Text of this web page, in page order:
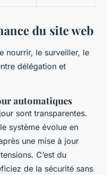
du site web
nourrir, le surveiller, le
délégation et
automatiques
sont transparentes.
système évolue en
une mise à jour
C’est du
de la sécurité sans